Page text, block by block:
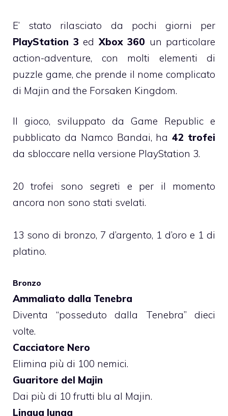
E’ stato rilasciato da pochi giorni per
PlayStation 3 ed Xbox 360 un particolare
action-adventure, con molti elementi di
puzzle game, che prende il nome complicato
di Majin and the Forsaken Kingdom.
Il gioco, sviluppato da Game Republic e
pubblicato da Namco Bandai, ha42 trofei
da sbloccare nella versione PlayStation 3.
20 trofei sono segreti e per il momento
ancora non sono stati svelati.
13 sono di bronzo, 7 d’argento, 1 d’oro e 1 di
platino.
Bronzo
Ammaliato dalla Tenebra
Diventa “posseduto dalla Tenebra” dieci
volte.
Cacciatore Nero
Elimina più di 100 nemici.
Guaritore del Majin
Dai più di 10 frutti blu al Majin.
Lingua lunga